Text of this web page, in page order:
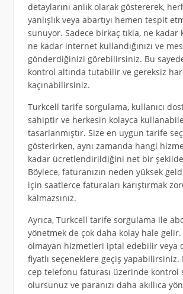
detaylarını anlık olarak göstererek,
yanlışlık veya abartıyı hemen tespit
sunuyor. Sadece birkaç tıkla, ne kadar
ne kadar internet kullandığınızı ve
gönderdiğinizi görebilirsiniz. Bu
kontrol altında tutabilir ve gereksiz
kaçınabilirsiniz.
Turkcell tarife sorgulama, kullanıcı
sahiptir ve herkesin kolayca
tasarlanmıştır. Size en uygun tarife
gösterirken, aynı zamanda hangi
kadar ücretlendirildiğini net bir
Böylece, faturanızın neden yüksek
için saatlerce faturaları karıştırmak
kalmazsınız.
Ayrıca, Turkcell tarife sorgulama ile
yönetmek de çok daha kolay hale gelir.
olmayan hizmetleri iptal edebilir veya
fiyatlı seçeneklere geçiş yapabilirsiniz.
cep telefonu faturası üzerinde kontrol
olursunuz ve paranızı daha akıllıca